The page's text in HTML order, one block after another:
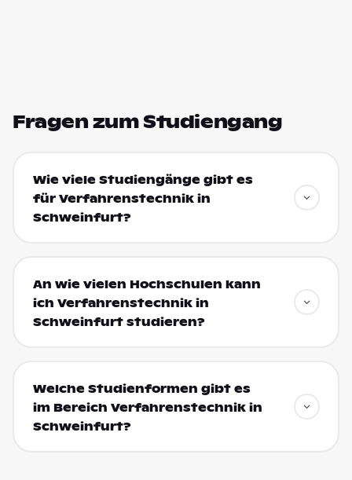
Fragen zum Studiengang
Wie viele Studiengänge gibt es
für Verfahrenstechnik in
Schweinfurt?
An wie vielen Hochschulen kann
ich Verfahrenstechnik in
Schweinfurt studieren?
Welche Studienformen gibt es
im Bereich Verfahrenstechnik in
Schweinfurt?